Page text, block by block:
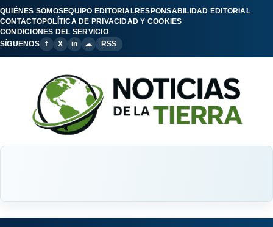
QUIÉNES SOMOSEQUIPO EDITORIALRESPONSABILIDAD EDITORIAL
CONTACTOPOLÍTICA DE PRIVACIDAD Y COOKIES
CONDICIONES DEL SERVICIO
SÍGUENOS
f X in ☁ RSS